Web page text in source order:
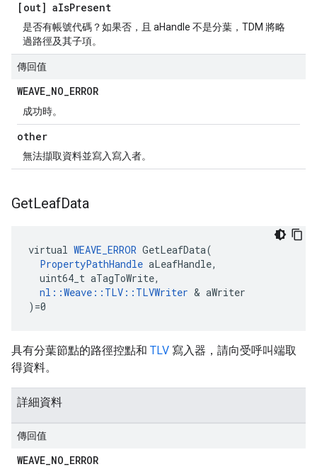
[out] aIsPresent
是否有帳號代碼？如果否，且 aHandle 不是分葉，TDM 將略
過路徑及其子項。
傳回值
WEAVE_NO_ERROR
成功時。
other
無法擷取資料並寫入寫入者。
GetLeafData
virtual WEAVE_ERROR GetLeafData(
PropertyPathHandle aLeafHandle,
  uint64_t aTagToWrite,
nl::Weave::TLV::TLVWriter & aWriter
)=0
具有分葉節點的路徑控點和 TLV 寫入器，請向受呼叫端取
得資料。
詳細資料
傳回值
WEAVE_NO_ERROR